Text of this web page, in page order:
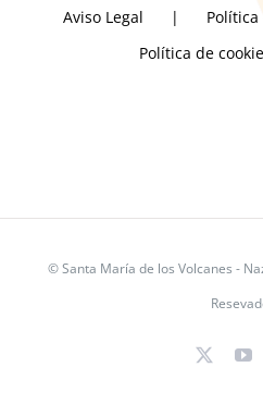
Aviso Legal
Política de
©Santa María de los Volcanes -